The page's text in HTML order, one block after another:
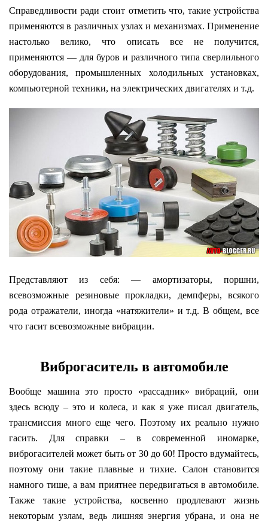
Справедливости ради стоит отметить что, такие устройства
применяются в различных узлах и механизмах. Применение
настолько велико, что описать все не получится,
применяются — для буров и различного типа сверлильного
оборудования, промышленных холодильных установках,
компьютерной техники, на электрических двигателях и т.д.
Представляют из себя: — амортизаторы, поршни,
всевозможные резиновые прокладки, демпферы, всякого
рода отражатели, иногда «натяжители» и т.д. В общем, все
что гасит всевозможные вибрации.
Виброгаситель в автомобиле
Вообще машина это просто «рассадник» вибраций, они
здесь всюду – это и колеса, и как я уже писал двигатель,
трансмиссия много еще чего. Поэтому их реально нужно
гасить. Для справки – в современной иномарке,
виброгасителей может быть от 30 до 60! Просто вдумайтесь,
поэтому они такие плавные и тихие. Салон становится
намного тише, а вам приятнее передвигаться в автомобиле.
Также такие устройства, косвенно продлевают жизнь
некоторым узлам, ведь лишняя энергия убрана, и она не